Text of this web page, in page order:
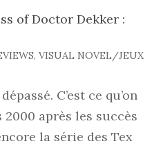
of Doctor Dekker :
,VISUAL NOVEL/JEUX
C’est ce qu’on
après les succès
la série des Tex